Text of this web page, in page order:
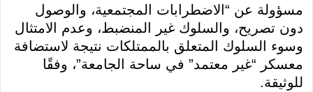
مسؤولة عن “الاضطرابات المجتمعية، والوصول
دون تصريح، والسلوك غير المنضبط، وعدم الامتثال
وسوء السلوك المتعلق بالممتلكات نتيجة لاستضافة
معسكر “غير معتمد” في ساحة الجامعة”، وفقًا
للوثيقة.